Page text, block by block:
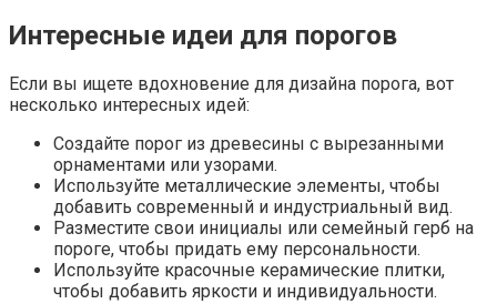
Интересные идеи для порогов
Если вы ищете вдохновение для дизайна порога, вот
несколько интересных идей:
Создайте порог из древесины с вырезанными
орнаментами или узорами.
Используйте металлические элементы, чтобы
добавить современный и индустриальный вид.
Разместите свои инициалы или семейный герб на
пороге, чтобы придать ему персональности.
Используйте красочные керамические плитки,
чтобы добавить яркости и индивидуальности.